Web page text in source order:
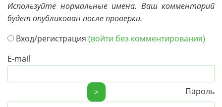
Используйте нормальные имена. Ваш комментарий
будет опубликован после проверки.
Вход/регистрация (войти без комментирования)
E-mail
> Пароль